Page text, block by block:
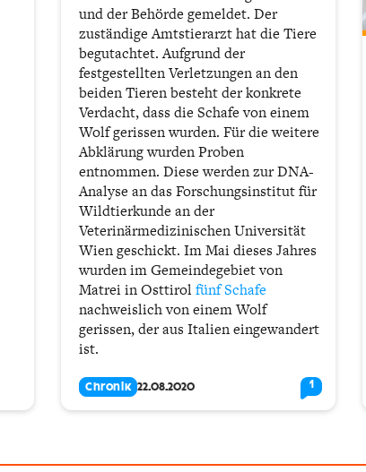
und der Behörde gemeldet. Der
zuständige Amtstierarzt hat die Tiere
begutachtet. Aufgrund der
festgestellten Verletzungen an den
beiden Tieren besteht der konkrete
Verdacht, dass die Schafe von einem
Wolf gerissen wurden. Für die weitere
Abklärung wurden Proben
entnommen. Diese werden zur DNA-
Analyse an das Forschungsinstitut für
Wildtierkunde an der
Veterinärmedizinischen Universität
Wien geschickt. Im Mai dieses Jahres
wurden im Gemeindegebiet von
Matrei in Osttirol fünf Schafe
nachweislich von einem Wolf
gerissen, der aus Italien eingewandert
ist.
Chronik 22.08.2020 1